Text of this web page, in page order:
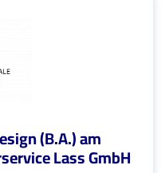
(B.A.) am
Lass GmbH